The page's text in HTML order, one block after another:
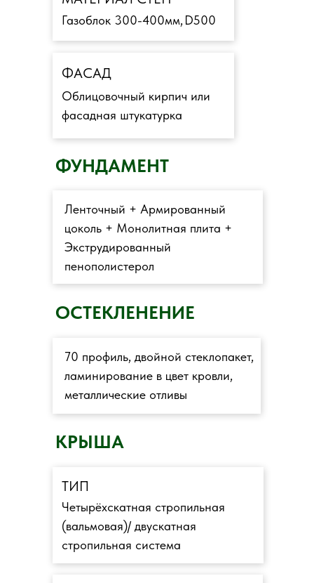
D500
Газоблок 300-400мм,
ТИП
Четырёхскатная стропильная
(вальмовая)/ двускатная
стропильная система
ФАСАД
Облицовочный кирпич или
фасадная штукатурка
Ленточный + Армированный
цоколь + Монолитная плита +
Экструдированный
пенополистерол
70 профиль, двойной стеклопакет,
ламинирование в цвет кровли,
металлические отливы
КРЫША
ФУНДАМЕНТ
ОСТЕКЛЕНЕНИЕ